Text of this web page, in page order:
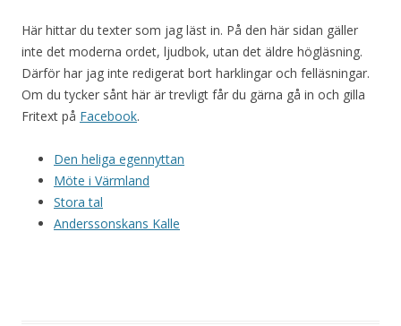
Här hittar du texter som jag läst in. På den här sidan gäller
inte det moderna ordet, ljudbok, utan det äldre högläsning.
Därför har jag inte redigerat bort harklingar och felläsningar.
Om du tycker sånt här är trevligt får du gärna gå in och gilla
Fritext på Facebook.
Den heliga egennyttan
Möte i Värmland
Stora tal
Anderssonskans Kalle